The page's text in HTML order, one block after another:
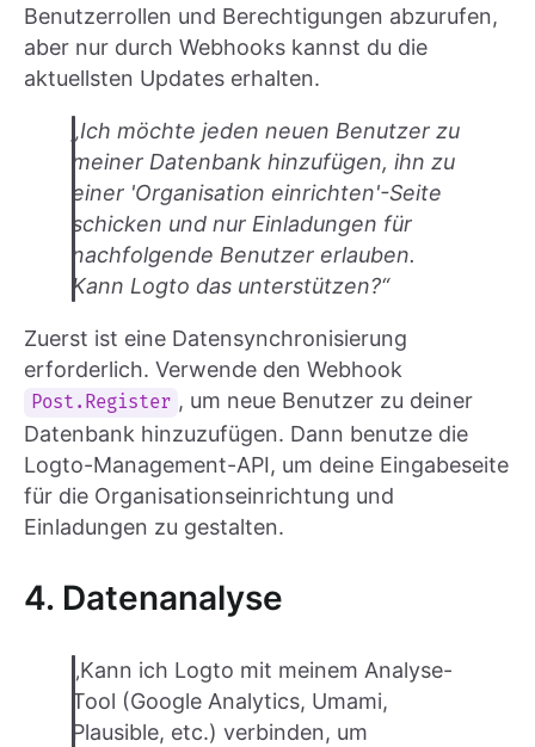
Benutzerrollen und Berechtigungen abzurufen,
aber nur durch Webhooks kannst du die
aktuellsten Updates erhalten.
„Ich möchte jeden neuen Benutzer zu
meiner Datenbank hinzufügen, ihn zu
einer 'Organisation einrichten'-Seite
schicken und nur Einladungen für
nachfolgende Benutzer erlauben.
Kann Logto das unterstützen?“
Zuerst ist eine Datensynchronisierung
erforderlich. Verwende den Webhook
Post.Register , um neue Benutzer zu deiner
Datenbank hinzuzufügen. Dann benutze die
Logto-Management-API, um deine Eingabeseite
für die Organisationseinrichtung und
Einladungen zu gestalten.
4. Datenanalyse
„Kann ich Logto mit meinem Analyse-
Tool (Google Analytics, Umami,
Plausible, etc.) verbinden, um